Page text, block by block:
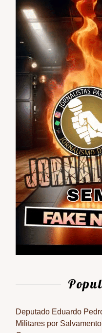
Deputado Eduardo
Militares por